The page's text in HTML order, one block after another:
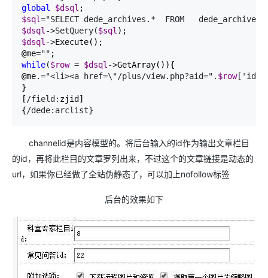
global
$dsql
$sql="SELECT dede_archives.*  FROM
$dsql ->SetQuery($sql
$dsql ->Execute();
@me=""
while($row = $dsql ->GetArray()){
@me.="<li><a href=\"/plus/view.php?aid=". $row
}
[ /field: zjid]
{/dede:arclist}
channelid是内容模型的。将后台输入的id作为输出文章栏目
的id，再将此栏目的文章罗列出来，不过这个的文章链接是动态的
url，如果你已经做了全站伪静态了，可以加上nofollow标签
后台的效果如下